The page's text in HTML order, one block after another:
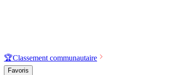
🏆Classement communautaire
Favoris